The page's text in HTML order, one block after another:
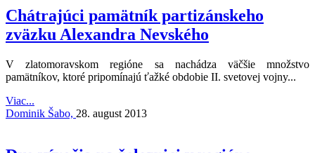
Chátrajúci pamätník partizánskeho
zväzku Alexandra Nevského
V zlatomoravskom regióne sa nachádza väčšie množstvo
pamätníkov, ktoré pripomínajú ťažké obdobie II. svetovej vojny...
Viac...
Dominik Šabo, 28. august 2013